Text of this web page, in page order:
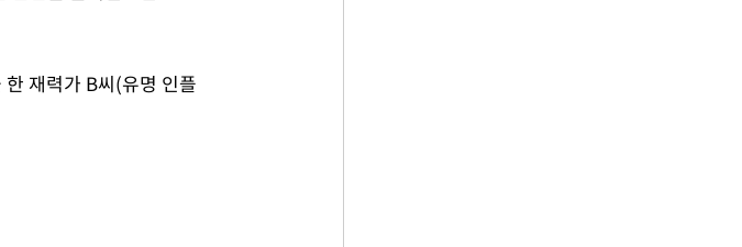
재력가 B씨(유명 인플